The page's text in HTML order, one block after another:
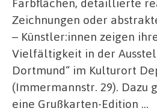
Zeichnungen oder
– Künstler:innen zeigen
Vielfältigkeit in der
Dortmund“ im Kulturort
(Immermannstr. 29). Dazu
eine Grußkarten-Edition …